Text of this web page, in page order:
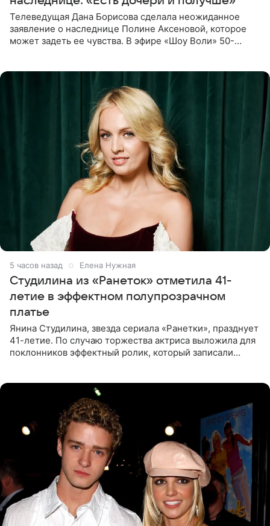
Телеведущая Дана Борисова сделала неожиданное
заявление о наследнице Полине Аксеновой, которое
может задеть ее чувства. В эфире «Шоу Воли» 50-
5 часов назад Елена Нужная
Студилина из «Ранеток» отметила 41-
летие в эффектном полупрозрачном
платье
Янина Студилина, звезда сериала «Ранетки», празднует
41-летие. По случаю торжества актриса выложила для
поклонников эффектный ролик, который записали